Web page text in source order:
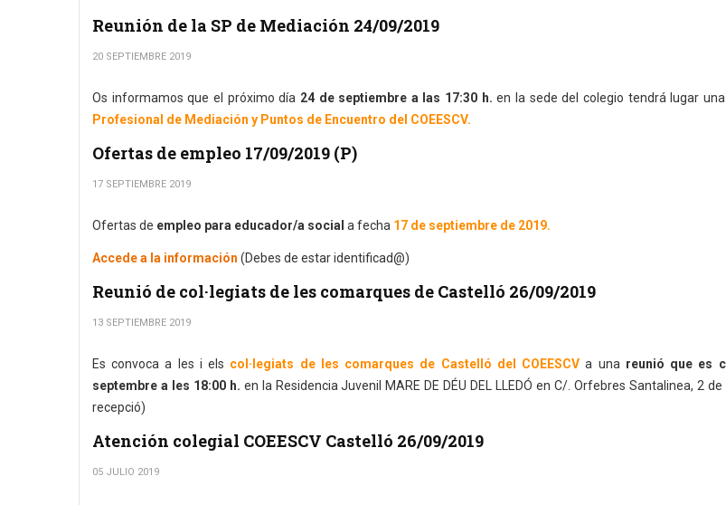
Reunión de la SP de Mediación 24/09/2019
20 SEPTIEMBRE 2019
Os informamos que el próximo día 24 de septiembre a las 17:30 h. en la sede del colegio tendrá lugar
Profesional de Mediación y Puntos de Encuentro del COEESCV.
Ofertas de empleo 17/09/2019 (P)
17 SEPTIEMBRE 2019
Ofertas de empleo para educador/a social a fecha 17 de septiembre de 2019.
Accede a la información (Debes de estar identificad@)
Reunió de col·legiats de les comarques de Castelló 26/09/2019
13 SEPTIEMBRE 2019
Es convoca a les i els col·legiats de les comarques de Castelló del COEESCV a una reunió que es
septembre a les 18:00 h. en la Residencia Juvenil MARE DE DÉU DEL LLEDÓ en C/. Orfebres Santalinea, 2
recepció)
Atención colegial COEESCV Castelló 26/09/2019
05 JULIO 2019